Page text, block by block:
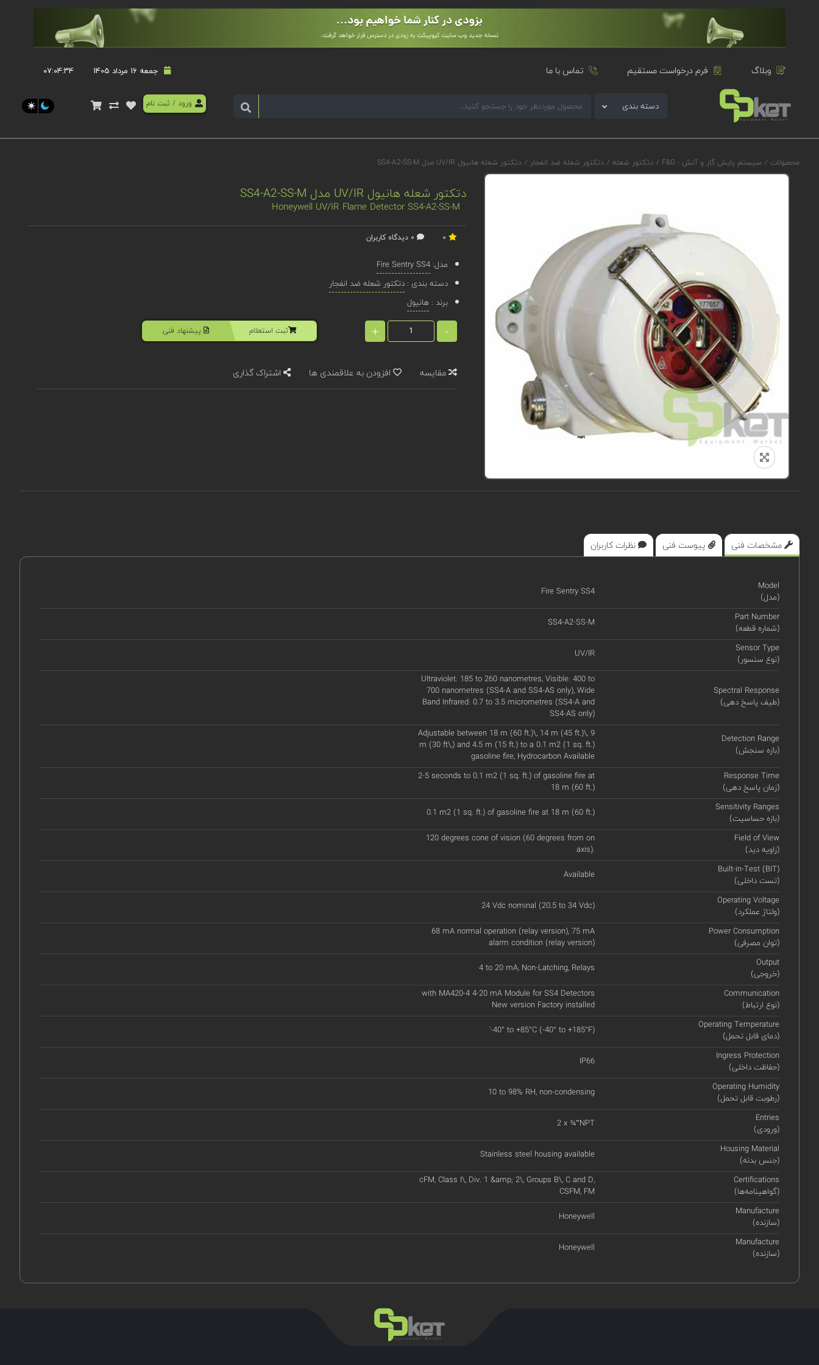
وبلاگ فرم درخواست مستقیم تماس با ما جمعه 16 مرداد 1405 ۰۷:۰۴:۳۴
دسته بندی ورود / ثبت نام
محصولات / سیستم پایش گاز و آتش - F&G / دتکتور شعله / دتکتور شعله ضد انفجار / دتکتور شعله هانیول UV/IR مدل SS4-A2-SS-M
دتکتور شعله هانیول UV/IR مدل SS4-A2-SS-M
Honeywell UV/IR Flame Detector SS4-A2-SS-M
مدل:Fire Sentry SS4
دسته بندی :دتکتور شعله ضد انفجار
برند :هانیول
-
+ ثبت استعلام پیشنهاد فنی
مقایسه افزودن به علاقمندی ها اشتراک گذاری
مشخصات فنی پیوست فنی نظرات کاربران
Model
(مدل)
Fire Sentry SS4
Part Number
(شماره قطعه)
SS4-A2-SS-M
Sensor Type
(نوع سنسور)
UV/IR
Spectral Response
(طیف پاسخ دهی)
Ultraviolet: 185 to 260 nanometres, Visible: 400 to
700 nanometres (SS4-A and SS4-AS only), Wide
Band Infrared: 0.7 to 3.5 micrometres (SS4-A and
SS4-AS only)
Detection Range
(بازه سنجش)
Adjustable between 18 m (60 ft.)\, 14 m (45 ft.)\, 9
m (30 ft\,) and 4.5 m (15 ft.) to a 0.1 m2 (1 sq. ft.)
gasoline fire, Hydrocarbon Available
Response Time
(زمان پاسخ دهی)
2-5 seconds to 0.1 m2 (1 sq. ft.) of gasoline fire at
18 m (60 ft.)
Sensitivity Ranges
(بازه حساسیت)
0.1 m2 (1 sq. ft.) of gasoline fire at 18 m (60 ft.)
Field of View
(زاویه دید)
120 degrees cone of vision (60 degrees from on
axis).
Built-in-Test (BIT)
(تست داخلی)
Available
Operating Voltage
(ولتاژ عملکرد)
24 Vdc nominal (20.5 to 34 Vdc)
Power Consumption
(توان مصرفی)
68 mA normal operation (relay version), 75 mA
alarm condition (relay version)
Output
(خروجی)
4 to 20 mA, Non-Latching, Relays
Communication
(نوع ارتباط)
with MA420-4 4-20 mA Module for SS4 Detectors
New version Factory installed
Operating Temperature
(دمای قابل تحمل)
'-40° to +85°C (-40° to +185°F)
Ingress Protection
(حفاظت داخلی)
IP66
Operating Humidity
(رطوبت قابل تحمل)
10 to 98% RH, non-condensing
Entries
(ورودی)
2 x ¾”NPT
Housing Material
(جنس بدنه)
Stainless steel housing available
Certifications
(گواهینامه‌ها)
cFM, Class I\, Div. 1 &amp; 2\, Groups B\, C and D,
CSFM, FM
Manufacture
(سازنده)
Honeywell
Manufacture
(سازنده)
Honeywell